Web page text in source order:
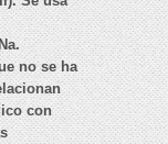
no se ha
con